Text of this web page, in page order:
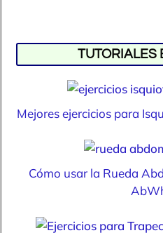
TUTORIALES
Mejores ejercicios para
Cómo usar la Rueda